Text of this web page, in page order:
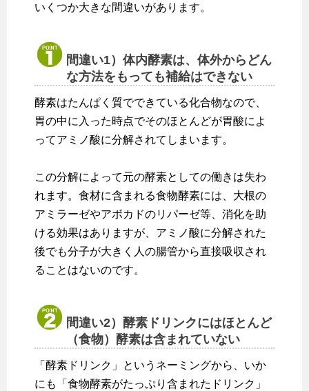
いくつか大きな間違いがあります。
間違い1）体内酵素は、体外からどん
な方法をもっても補給はできない
酵素はたんぱく質でできている化合物なので、
胃の中に入った時点でそのほとんどが胃酸によ
ってアミノ酸に分解されてしまいます。
この分解によって元の酵素としての働きは失わ
れます。食材に含まれる食物酵素には、大根の
アミラーゼやアボカドのリパーゼ等、消化を助
ける効果はありますが、アミノ酸に分解された
後でも分子が大きく人の腸管から直接吸収され
ることはないのです。
間違い2）酵素ドリンクにはほとんど
（食物）酵素は含まれていない
「酵素ドリンク」というネーミングから、いか
にも「食物酵素がたっぷり含まれたドリンク」